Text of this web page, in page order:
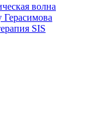
волна
Герасимова
SIS